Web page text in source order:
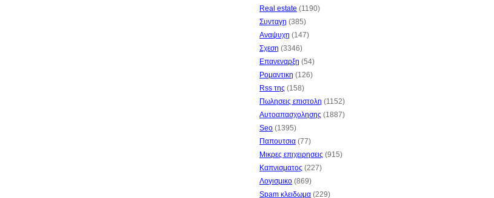
Real estate (1190)
Συνταγη (385)
Αναψυχη (147)
Σχεση (3346)
Επανεναρξη (54)
Ρομαντικη (126)
Rss της (158)
Πωλησεις επιστολη (1152)
Αυτοαπασχολησης (1887)
Seo (1395)
Παπουτσια (77)
Μικρες επιχειρησεις (915)
Καπνισματος (227)
Λογισμικο (869)
Spam κλειδωμα (229)